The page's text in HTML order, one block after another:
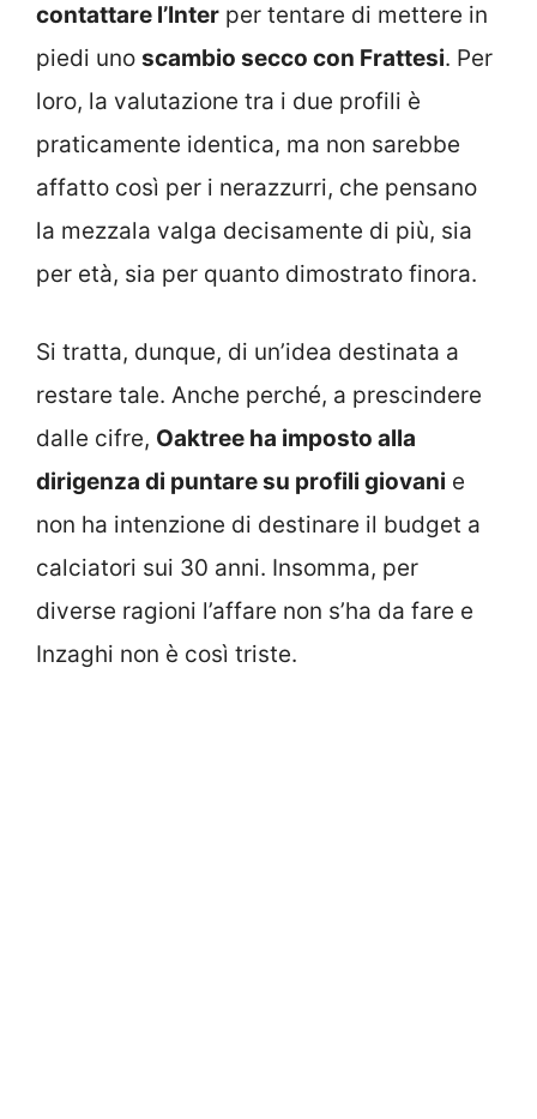
contattare l’Inter per tentare di mettere in
piedi uno scambio secco con Frattesi. Per
loro, la valutazione tra i due profili è
praticamente identica, ma non sarebbe
affatto così per i nerazzurri, che pensano
la mezzala valga decisamente di più, sia
per età, sia per quanto dimostrato finora.
Si tratta, dunque, di un’idea destinata a
restare tale. Anche perché, a prescindere
dalle cifre, Oaktree ha imposto alla
dirigenza di puntare su profili giovani e
non ha intenzione di destinare il budget a
calciatori sui 30 anni. Insomma, per
diverse ragioni l’affare non s’ha da fare e
Inzaghi non è così triste.